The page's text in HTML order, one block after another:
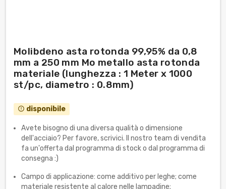
Molibdeno asta rotonda 99,95% da 0,8
mm a 250 mm Mo metallo asta rotonda
materiale (lunghezza : 1 Meter x 1000
st/pc, diametro : 0.8mm)
error_outline disponibile
Avete bisogno di una diversa qualità o dimensione
dell'acciaio? Per favore, scrivici. Il nostro team di vendita
fa un'offerta dal programma di stock o dal programma di
consegna :)
Campo di applicazione: come additivo per leghe; come
materiale resistente al calore nelle lampadine;